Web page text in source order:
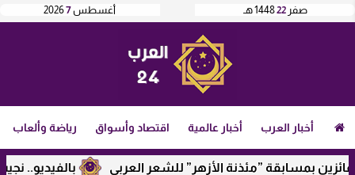
أغسطس7
2026 صفر 221448 هـ
أخبار العرب أخبار عالمية اقتصاد وأسواق رياضة وألعاب
بالفيديو.. نجيب ”مئذنة الأزهر” للشعر العربي